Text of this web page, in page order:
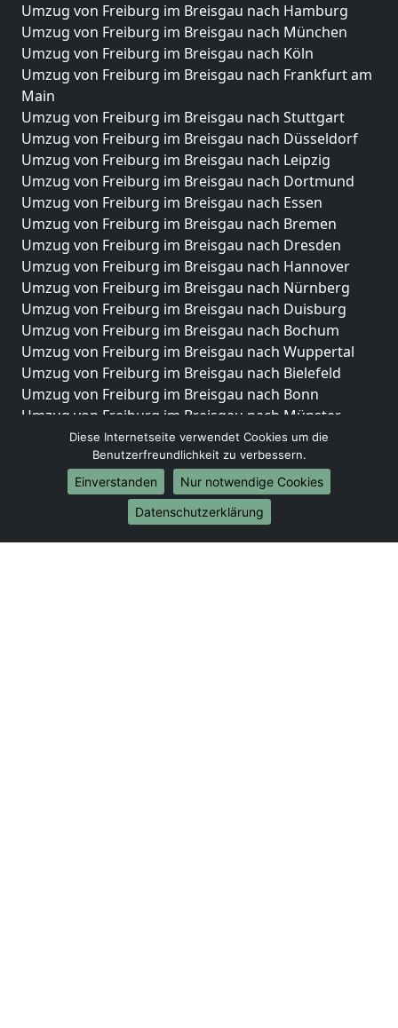
Umzug von Freiburg im Breisgau nach Hamburg
Umzug von Freiburg im Breisgau nach München
Umzug von Freiburg im Breisgau nach Köln
Umzug von Freiburg im Breisgau nach Frankfurt am
Main
Umzug von Freiburg im Breisgau nach Stuttgart
Umzug von Freiburg im Breisgau nach Düsseldorf
Umzug von Freiburg im Breisgau nach Leipzig
Umzug von Freiburg im Breisgau nach Dortmund
Umzug von Freiburg im Breisgau nach Essen
Umzug von Freiburg im Breisgau nach Bremen
Umzug von Freiburg im Breisgau nach Dresden
Umzug von Freiburg im Breisgau nach Hannover
Umzug von Freiburg im Breisgau nach Nürnberg
Umzug von Freiburg im Breisgau nach Duisburg
Umzug von Freiburg im Breisgau nach Bochum
Umzug von Freiburg im Breisgau nach Wuppertal
Umzug von Freiburg im Breisgau nach Bielefeld
Umzug von Freiburg im Breisgau nach Bonn
Umzug von Freiburg im Breisgau nach Münster
Internationale-Umzüge
Umzug von Freiburg im Breisgau nach Brasilien
Umzug von Freiburg im Breisgau nach Brunei
Umzug von Freiburg im Breisgau nach Burkina Faso
Diese Internetseite verwendet Cookies um die
Benutzerfreundlichkeit zu verbessern.
Einverstanden
Nur notwendige Cookies
Datenschutzerklärung